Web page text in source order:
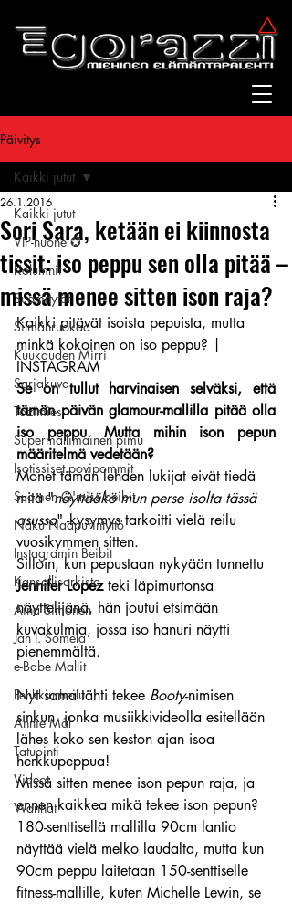
Päivitys
Kaikki jutut
VIP-huone ✪
Kolumnit
Suomitytöt
Silmänruokaa
Kuukauden Mirri
Sarjakuva
Tozimies
Supermallimainen pimu
Isotissiset povipommit
Suomen Q'miss beibit
Naku Naapurintyttö
Instagramin Beibit
Kansallisarkisto
Aina Simonen
Jan I. Somela
e-Babe Mallit
Penkkiurheilu
Annie Mål
Tatuointi
Videot
Wanhat
Kaikki jutut
Sori Sara, ketään ei kiinnosta
tissit: iso peppu sen olla pitää –
missä menee sitten ison raja?
26.1.2016
Kaikki pitävät isoista pepuista, mutta
minkä kokoinen on iso peppu? |
INSTAGRAM
Se on tullut harvinaisen selväksi, että
tämän päivän glamour-mallilla pitää olla
iso peppu. Mutta mihin ison pepun
määritelmä vedetään?
Monet tämän lehden lukijat eivät tiedä
mitä "näyttääkö mun perse isolta tässä
asussa" -kysymys tarkoitti vielä reilu
vuosikymmen sitten.
Silloin, kun pepustaan nykyään tunnettu
Jennifer Lopez teki läpimurtonsa
näyttelijänä, hän joutui etsimään
kuvakulmia, jossa iso hanuri näytti
pienemmältä.
Nyt sama tähti tekee Booty-nimisen
sinkun, jonka musiikkivideolla esitellään
lähes koko sen keston ajan isoa
herkkupeppua!
Missä sitten menee ison pepun raja, ja
ennen kaikkea mikä tekee ison pepun?
180-senttisellä mallilla 90cm lantio
näyttää vielä melko laudalta, mutta kun
90cm peppu laitetaan 150-senttiselle
fitness-mallille, kuten Michelle Lewin, se